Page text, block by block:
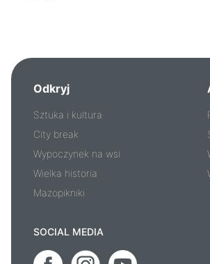
Odkryj
Sztuka i kultura
City break
Wypoczynek na wsi
Wielka historia
Mazopikniki
SOCIAL MEDIA